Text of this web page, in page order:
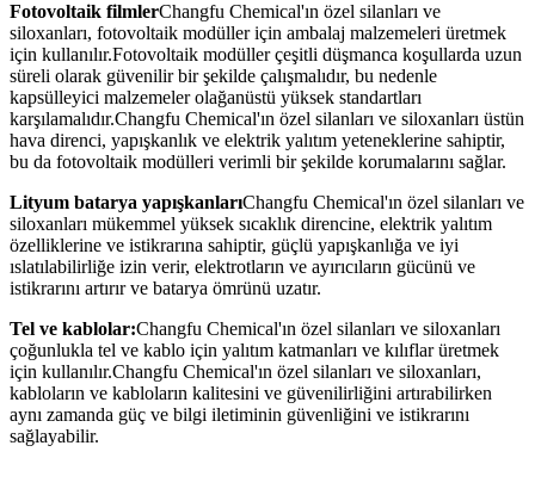
Fotovoltaik filmlerChangfu Chemical'ın özel silanları ve
siloxanları, fotovoltaik modüller için ambalaj malzemeleri üretmek
için kullanılır.Fotovoltaik modüller çeşitli düşmanca koşullarda uzun
süreli olarak güvenilir bir şekilde çalışmalıdır, bu nedenle
kapsülleyici malzemeler olağanüstü yüksek standartları
karşılamalıdır.Changfu Chemical'ın özel silanları ve siloxanları üstün
hava direnci, yapışkanlık ve elektrik yalıtım yeteneklerine sahiptir,
bu da fotovoltaik modülleri verimli bir şekilde korumalarını sağlar.
Lityum batarya yapışkanlarıChangfu Chemical'ın özel silanları ve
siloxanları mükemmel yüksek sıcaklık direncine, elektrik yalıtım
özelliklerine ve istikrarına sahiptir, güçlü yapışkanlığa ve iyi
ıslatılabilirliğe izin verir, elektrotların ve ayırıcıların gücünü ve
istikrarını artırır ve batarya ömrünü uzatır.
Tel ve kablolar:Changfu Chemical'ın özel silanları ve siloxanları
çoğunlukla tel ve kablo için yalıtım katmanları ve kılıflar üretmek
için kullanılır.Changfu Chemical'ın özel silanları ve siloxanları,
kabloların ve kabloların kalitesini ve güvenilirliğini artırabilirken
aynı zamanda güç ve bilgi iletiminin güvenliğini ve istikrarını
sağlayabilir.